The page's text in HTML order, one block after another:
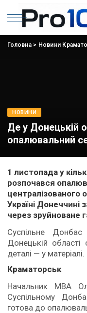
Головна> Новини
НОВИНИ
Де у Донецькій
опалювальний
1 листопада у
розпочався
централізованого
Україні
через зруйноване
Суспільне Донбас
Донецькій області
деталі — у матеріалі.
Краматорськ
Начальник МВА
Суспільному
готова до